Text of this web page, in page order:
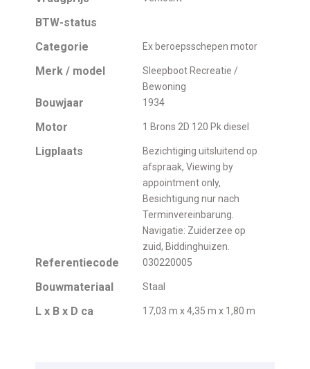
BTW-status
Categorie
Ex beroepsschepen motor
Merk / model
Sleepboot Recreatie /
Bewoning
Bouwjaar 1934
Motor 1 Brons 2D 120 Pk diesel
Ligplaats
Bezichtiging uitsluitend op
afspraak, Viewing by
appointment only,
Besichtigung nur nach
Terminvereinbarung.
Navigatie: Zuiderzee op
zuid, Biddinghuizen.
Referentiecode 030220005
Bouwmateriaal Staal
L x B x D ca 17,03 m x 4,35 m x 1,80 m